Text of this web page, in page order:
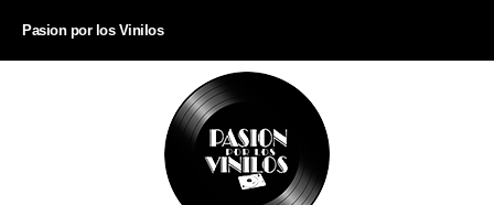
Pasion por los Vinilos